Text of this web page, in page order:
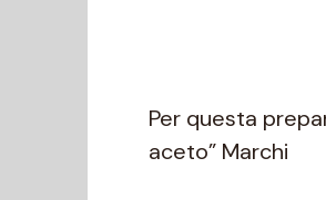
Per questa
aceto” Marchi